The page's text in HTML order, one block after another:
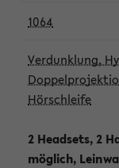
1064
Verdunklung,
Hörschleife
2 Headsets, 2
möglich,